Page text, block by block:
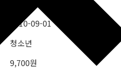
2010-09-01
청소년
9,700원